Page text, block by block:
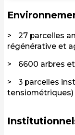
27 parcelles
régénérative et
6600 arbres
3 parcelles
tensiométriques)